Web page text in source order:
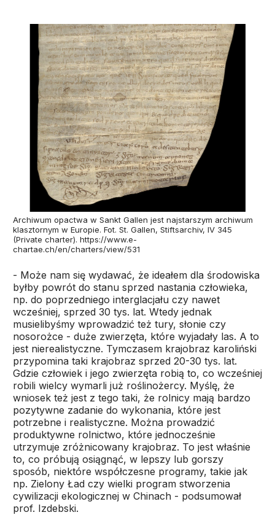
Archiwum opactwa w Sankt Gallen jest najstarszym archiwum
klasztornym w Europie. Fot. St. Gallen, Stiftsarchiv, IV 345
(Private charter). https://www.e-
chartae.ch/en/charters/view/531
- Może nam się wydawać, że ideałem dla środowiska
byłby powrót do stanu sprzed nastania człowieka,
np. do poprzedniego interglacjału czy nawet
wcześniej, sprzed 30 tys. lat. Wtedy jednak
musielibyśmy wprowadzić też tury, słonie czy
nosorożce - duże zwierzęta, które wyjadały las. A to
jest nierealistyczne. Tymczasem krajobraz karoliński
przypomina taki krajobraz sprzed 20-30 tys. lat.
Gdzie człowiek i jego zwierzęta robią to, co wcześniej
robili wielcy wymarli już roślinożercy. Myślę, że
wniosek też jest z tego taki, że rolnicy mają bardzo
pozytywne zadanie do wykonania, które jest
potrzebne i realistyczne. Można prowadzić
produktywne rolnictwo, które jednocześnie
utrzymuje zróżnicowany krajobraz. To jest właśnie
to, co próbują osiągnąć, w lepszy lub gorszy
sposób, niektóre współczesne programy, takie jak
np. Zielony Ład czy wielki program stworzenia
cywilizacji ekologicznej w Chinach - podsumował
prof. Izdebski.